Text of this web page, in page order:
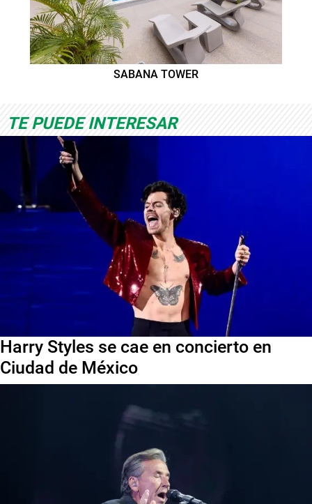
SABANA TOWER
TE PUEDE INTERESAR
Harry Styles se cae en concierto en
Ciudad de México